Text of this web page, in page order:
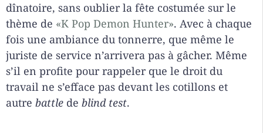
dînatoire, sans oublier la fête costumée sur le
thème de «K Pop Demon Hunter». Avec à chaque
fois une ambiance du tonnerre, que même le
juriste de service n’arrivera pas à gâcher. Même
s’il en profite pour rappeler que le droit du
travail ne s’efface pas devant les cotillons et
autre battle de blind test.